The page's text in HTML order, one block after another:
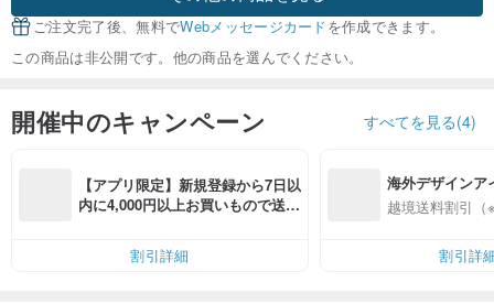
ご注文完了後、無料でWebメッセージカードを作成できます。
この商品は非公開です。他の商品を選んでください。
開催中のキャンペーン すべてを見る(4)
【アプリ限定】新規登録から7日以
内に4,000円以上お買いもので送料
割引詳細
海外デザインア
入
越境送料割引（
割引詳